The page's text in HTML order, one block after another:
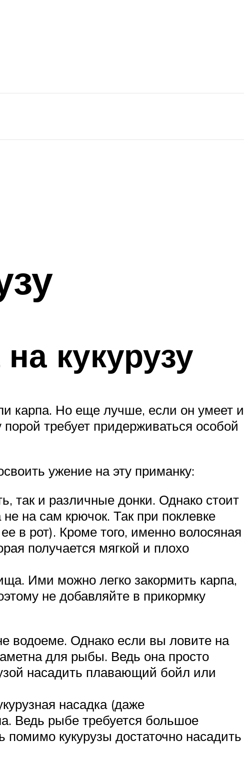
кукурузу
карпа. Но еще лучше, если он умеет и
требует придерживаться особой
ужение на эту приманку:
так и различные донки. Однако стоит
на сам крючок. Так при поклевке
в рот). Кроме того, именно волосяная
получается мягкой и плохо
Ими можно легко закормить карпа,
не добавляйте в прикормку
водоеме. Однако если вы ловите на
для рыбы. Ведь она просто
насадить плавающий бойл или
насадка (даже
Ведь рыбе требуется большое
помимо кукурузы достаточно насадить